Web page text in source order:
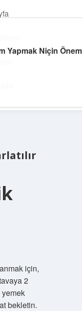
için,
2
yemek
bekletin.
Yapmak Niçin